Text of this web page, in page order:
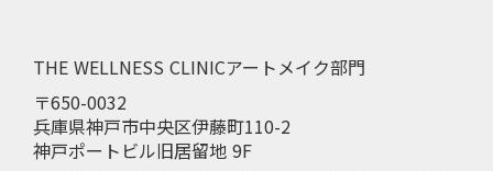
THE WELLNESS CLINICアートメイク部門
〒650-0032
兵庫県神戸市中央区伊藤町110-2
神戸ポートビル旧居留地 9F